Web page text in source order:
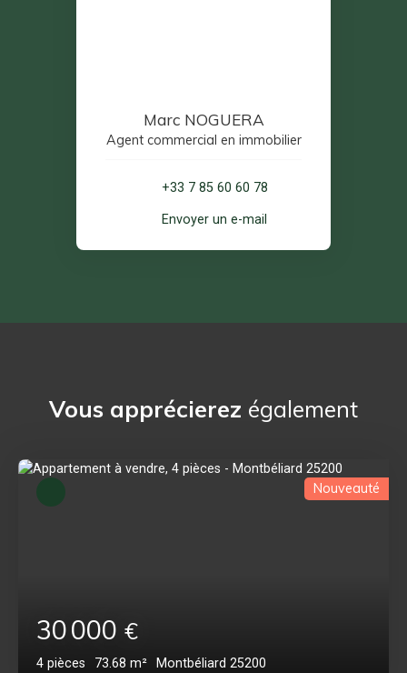
Marc NOGUERA
Agent commercial en immobilier
+33 7 85 60 60 78
Envoyer un e-mail
Vous apprécierez également
30 000 €
4 pièces 73.68 m² Montbéliard 25200
Nouveauté